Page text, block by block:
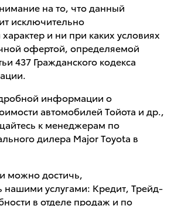
на то, что данный
исключительно
и ни при каких условиях
офертой, определяемой
437 Гражданского кодекса
информации о
автомобилей Тойота и др.,
к менеджерам по
дилера Major Toyota в
можно достичь,
нашими услугами: Кредит, Трейд-
в отделе продаж и по